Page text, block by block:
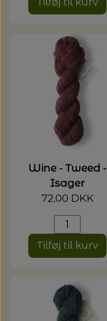
Wine - Tweed -
Isager
72,00 DKK
Tilføj til kurv